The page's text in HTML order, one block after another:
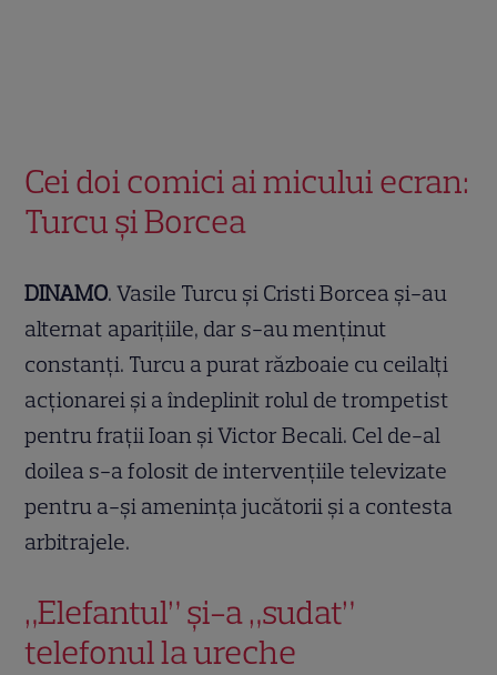
Cei doi comici ai micului ecran:
Turcu şi Borcea
DINAMO. Vasile Turcu şi Cristi Borcea şi-au
alternat apariţiile, dar s-au menţinut
constanţi. Turcu a purat războaie cu ceilalţi
acţionarei şi a îndeplinit rolul de trompetist
pentru fraţii Ioan şi Victor Becali. Cel de-al
doilea s-a folosit de intervenţiile televizate
pentru a-şi ameninţa jucătorii şi a contesta
arbitrajele.
„Elefantul” şi-a „sudat”
telefonul la ureche